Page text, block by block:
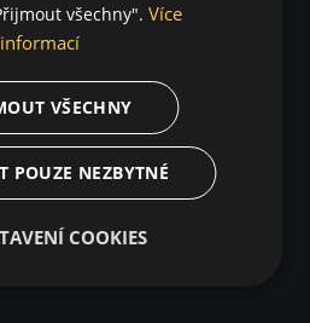
všechny". Více
informací
VŠECHNY
POUZE NEZBYTNÉ
COOKIES